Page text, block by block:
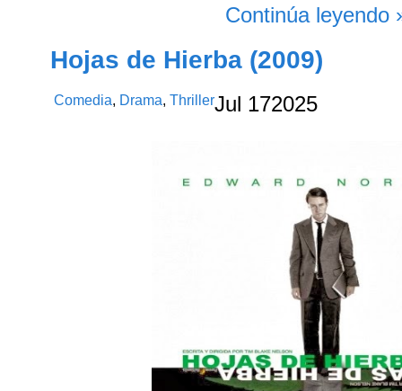
Continúa leyendo
Hojas de Hierba (2009)
Comedia, Drama,ThrillerJul 172025